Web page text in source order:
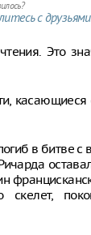
с
Это
касающиеся
в битве
скелет,